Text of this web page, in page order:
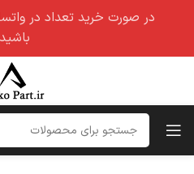
در صورت خرید تعداد در